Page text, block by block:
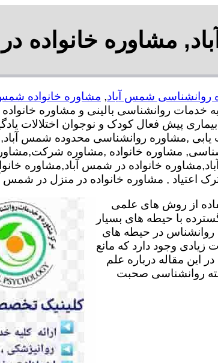
مشاوره خانواده
روانشناسی شمس آباد, مشاوره خانواده شمس
روانشناسی بالینی و مشاوره
پیش فعال کودک و نوجوان اختلالات
یابی ,مشاوره روانشناسی محدوده شمس آباد,
مشاوره خانواده ,مشاوره
خانواده در شمس آباد,مشاوره
اعتیاد , مشاوره خانواده در منزل در شمس
از روش های علمی
با حیطه های بسیار
در حیطه های
زیادی وجود دارد که مانع
این مقاله درباره علم
روانشناسی صحبت